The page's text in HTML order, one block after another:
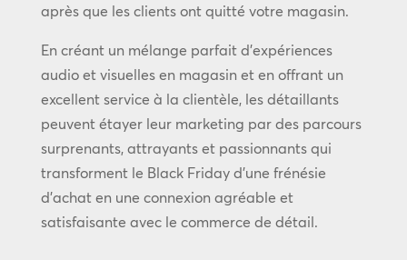
après que les clients ont quitté votre magasin.
En créant un mélange parfait d’expériences
audio et visuelles en magasin et en offrant un
excellent service à la clientèle, les détaillants
peuvent étayer leur marketing par des parcours
surprenants, attrayants et passionnants qui
transforment le Black Friday d’une frénésie
d’achat en une connexion agréable et
satisfaisante avec le commerce de détail.